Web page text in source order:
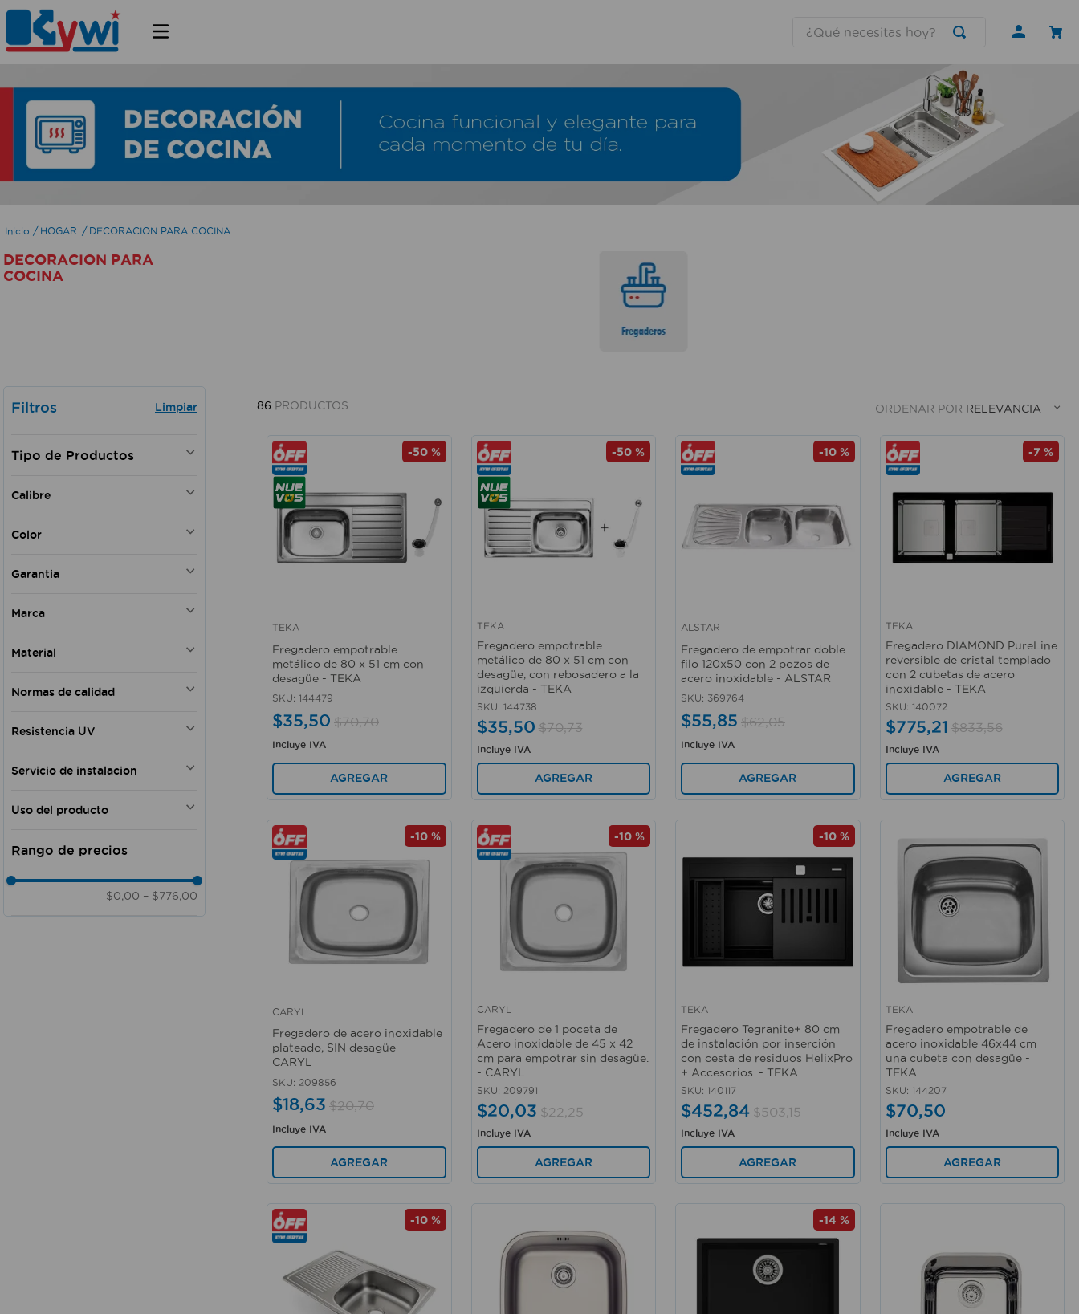
HOGAR DECORACION PARA COCINA
DECORACION PARA
COCINA
Filtros
Calibre
Color
Negro
Plateado
cromo
Garantia
Marca
TRAMONTINA
ALMETAL
HANDY HELPERS
Material
Acero
Acero inoxidable
Mármol sintético
Tegranite Negro
Normas de calidad
ASME A112.19.3
Resistencia UV
Servicio de instalacion
-
Uso del producto
Doméstico - Cocina
Cocina - Doméstico
$0,00 – $776,00
86 PRODUCTOS ORDENAR POR RELEVANCIA
-50 %
Vista rápida
TEKA
Fregadero empotrable
metálico de 80 x 51 cm con
desagüe - TEKA
SKU: 144479
$35,50 $70,70
Incluye IVA
AGREGAR
-50 %
TEKA
Fregadero empotrable
metálico de 80 x 51 cm con
desagüe, con rebosadero a la
izquierda - TEKA
SKU: 144738
$35,50 $70,73
Incluye IVA
AGREGAR
-10 %
Vista rápida
ALSTAR
Fregadero de empotrar doble
filo 120x50 con 2 pozos de
acero inoxidable - ALSTAR
SKU: 369764
$55,85 $62,05
Incluye IVA
AGREGAR
-7 %
TEKA
Fregadero DIAMOND PureLine
reversible de cristal templado
con 2 cubetas de acero
inoxidable - TEKA
SKU: 140072
$775,21 $833,56
Incluye IVA
AGREGAR
-10 %
Vista rápida
CARYL
Fregadero de acero inoxidable
plateado, SIN desagüe -
CARYL
SKU: 209856
$18,63 $20,70
Incluye IVA
AGREGAR
-10 %
CARYL
Fregadero de 1 poceta de
Acero inoxidable de 45 x 42
cm para empotrar sin desagüe.
- CARYL
SKU: 209791
$20,03 $22,25
Incluye IVA
AGREGAR
-10 %
TEKA
Fregadero Tegranite+ 80 cm
de instalación por inserción
con cesta de residuos HelixPro
+ Accesorios. - TEKA
SKU: 140117
$452,84 $503,15
Incluye IVA
AGREGAR
TEKA
Fregadero empotrable de
acero inoxidable 46x44 cm
una cubeta con desagüe -
TEKA
SKU: 144207
$70,50
Incluye IVA
AGREGAR
-10 % -14 %
TÉRMINOS MÁS BUSCADOS
1.
lamparas
.
ducha
3.
silla